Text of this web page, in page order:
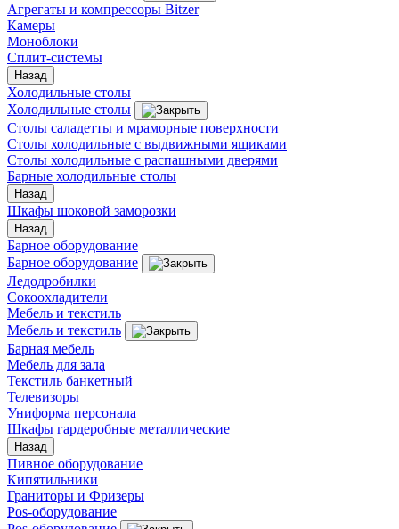
Агрегаты и компрессоры Bitzer
Камеры
Моноблоки
Сплит-системы
Назад
Холодильные столы
Холодильные столы
Столы саладетты и мраморные поверхности
Столы холодильные с выдвижными ящиками
Столы холодильные с распашными дверями
Барные холодильные столы
Назад
Шкафы шоковой заморозки
Назад
Барное оборудование
Барное оборудование
Ледодробилки
Сокоохладители
Мебель и текстиль
Мебель и текстиль
Барная мебель
Мебель для зала
Текстиль банкетный
Телевизоры
Униформа персонала
Шкафы гардеробные металлические
Назад
Пивное оборудование
Кипятильники
Граниторы и Фризеры
Pos-оборудование